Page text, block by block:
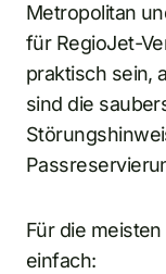
Metropolitan
für RegioJet-
praktisch sein,
sind die
Für die
einfach: